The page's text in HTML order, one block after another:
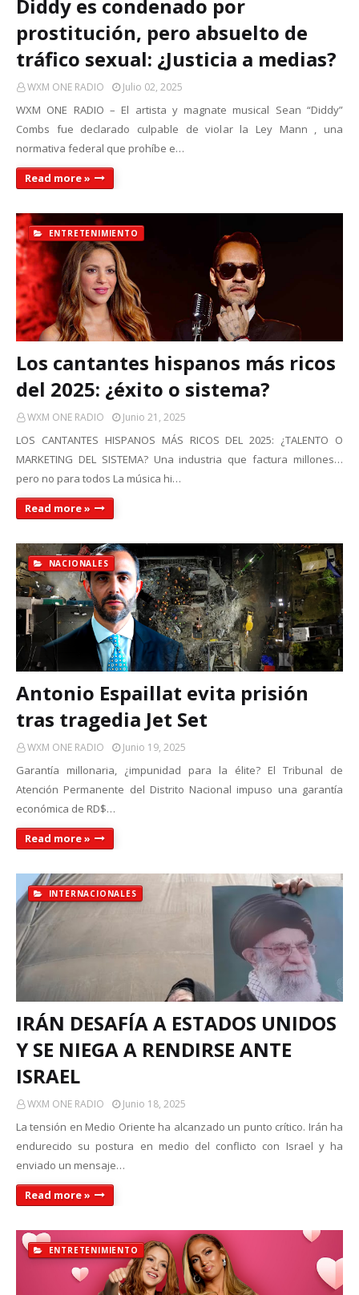
Diddy es condenado por
prostitución, pero absuelto de
tráfico sexual: ¿Justicia a medias?
WXM ONE RADIO Julio 02, 2025
WXM ONE RADIO – El artista y magnate musical Sean “Diddy”
Combs fue declarado culpable de violar la Ley Mann , una
normativa federal que prohíbe e…
Read more »
ENTRETENIMIENTO
Los cantantes hispanos más ricos
del 2025: ¿éxito o sistema?
WXM ONE RADIO Junio 21, 2025
LOS CANTANTES HISPANOS MÁS RICOS DEL 2025: ¿TALENTO O
MARKETING DEL SISTEMA? Una industria que factura millones…
pero no para todos La música hi…
Read more »
NACIONALES
Antonio Espaillat evita prisión
tras tragedia Jet Set
WXM ONE RADIO Junio 19, 2025
Garantía millonaria, ¿impunidad para la élite? El Tribunal de
Atención Permanente del Distrito Nacional impuso una garantía
económica de RD$…
Read more »
INTERNACIONALES
IRÁN DESAFÍA A ESTADOS UNIDOS
Y SE NIEGA A RENDIRSE ANTE
ISRAEL
WXM ONE RADIO Junio 18, 2025
La tensión en Medio Oriente ha alcanzado un punto crítico. Irán ha
endurecido su postura en medio del conflicto con Israel y ha
enviado un mensaje…
Read more »
ENTRETENIMIENTO